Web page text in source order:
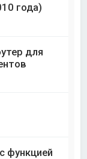
года)
для
функцией